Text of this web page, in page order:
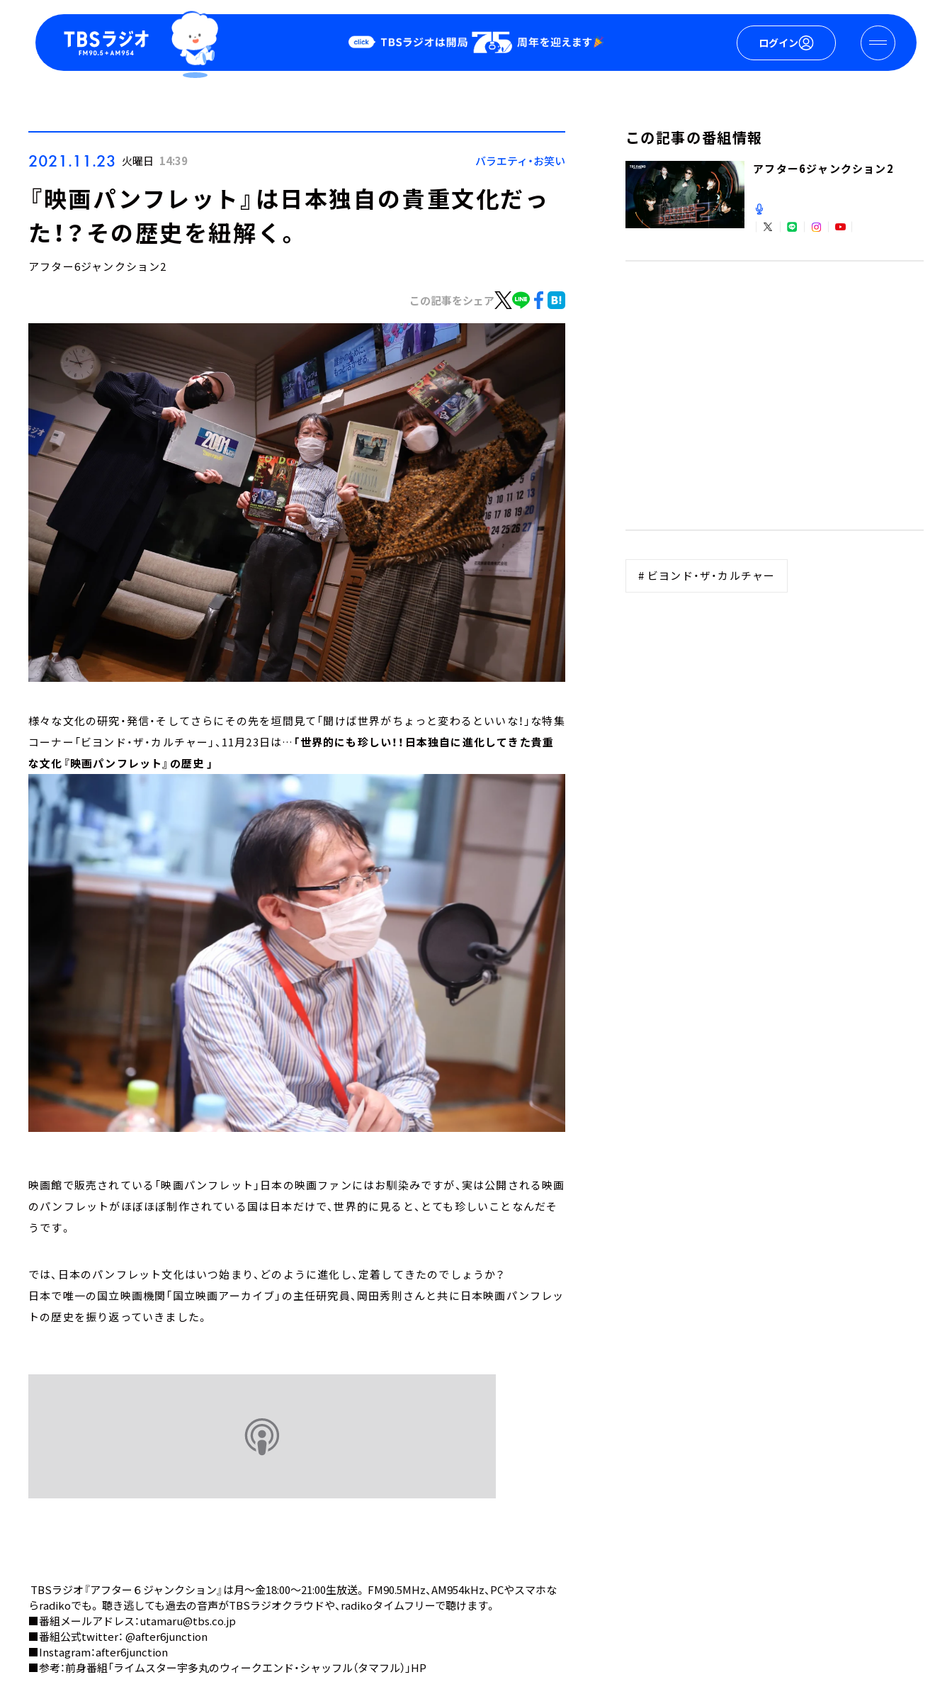
ログイン
Podcast
YouTube
会社情報
2021.11.23 火曜日 14:39 バラエティ・お笑い
『映画パンフレット』は日本独自の貴重文化だっ
た！？その歴史を紐解く。
アフター6ジャンクション2
この記事をシェア
様々な文化の研究・発信・そしてさらにその先を垣間見て「聞けば世界がちょっと変わるといいな！」な特集
コーナー「ビヨンド・ザ・カルチャー」、11月23日は… 「世界的にも珍しい！！日本独自に進化してきた貴重
な文化『映画パンフレット』の歴史 」
映画館で販売されている「映画パンフレット」日本の映画ファンにはお馴染みですが、実は公開される映画
のパンフレットがほぼほぼ制作されている国は日本だけで、世界的に見ると、とても珍しいことなんだそ
うです。
では、日本のパンフレット文化はいつ始まり、どのように進化し、定着してきたのでしょうか？
日本で唯一の国立映画機関「国立映画アーカイブ」の主任研究員、岡田秀則さんと共に日本映画パンフレッ
トの歴史を振り返っていきました。
TBSラジオ『アフター６ジャンクション』は月～金18:00～21:00生放送。 FM90.5MHz、AM954kHz、PCやスマホな
らradikoでも。 聴き逃しても過去の音声がTBSラジオクラウドや、radikoタイムフリーで聴けます。
■番組メールアドレス：utamaru@tbs.co.jp
■番組公式twitter： @after6junction
■Instagram：after6junction
■参考：前身番組「ライムスター宇多丸のウィークエンド・シャッフル（タマフル）」HP
この記事の番組情報
アフター6ジャンクション2
# ビヨンド・ザ・カルチャー